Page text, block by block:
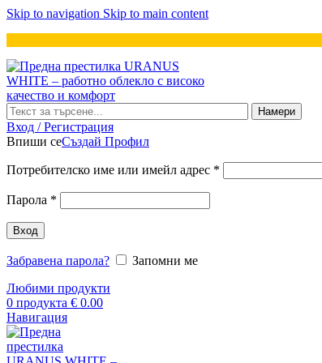
Skip to navigation Skip to main content
Намери
Вход / Регистрация
Впиши сеСъздай Профил
Потребителско име или имейл адрес *
Парола *
Вход
Забравена парола?
Запомни ме
Любими продукти
0 продукта € 0.00
Навигация